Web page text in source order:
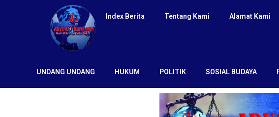
Index Berita Tentang Kami Alamat Kami
UNDANG UNDANG HUKUM POLITIK SOSIAL BUDAYA